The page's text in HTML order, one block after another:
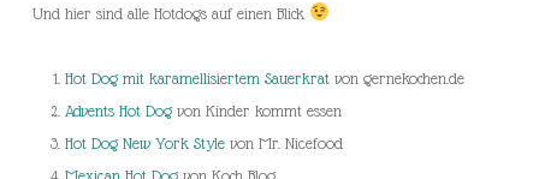
Und hier sind alle Hotdogs auf einen Blick
Hot Dog mit karamellisiertem Sauerkrat von gernekochen.de
Advents Hot Dogvon Kinder kommt essen
Hot Dog New York Style von Mr. Nicefood
Mexican Hot Dogvon Koch Blog